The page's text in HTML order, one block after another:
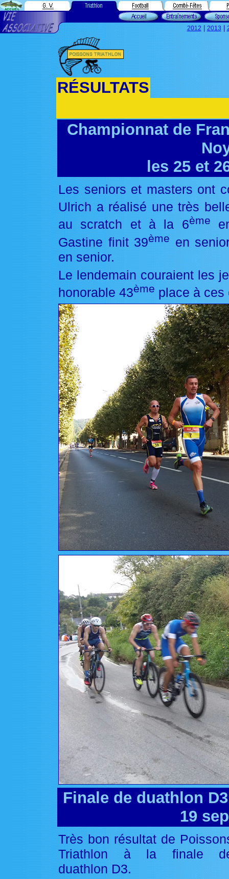
2012 2013
RÉSULTATS
Championnat de
les 25 et
Les seniors et masters ont
Ulrich a réalisé une très
au scratch et à la 6ème
Gastine finit 39ème en
en senior.
Le lendemain couraient les
honorable 43ème place à ces
Finale de duathlon
19
Très bon résultat de
Triathlon à la finale
duathlon D3.